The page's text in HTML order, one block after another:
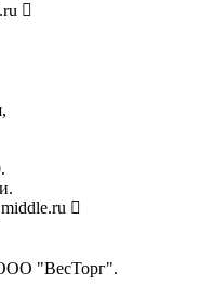
ООО "ВесТорг".